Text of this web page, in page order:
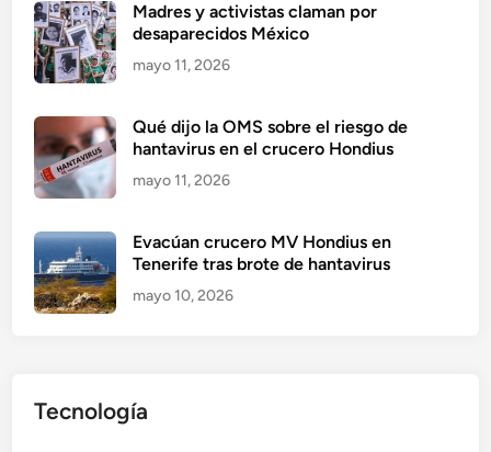
Madres y activistas claman por
desaparecidos México
mayo 11, 2026
Qué dijo la OMS sobre el riesgo de
hantavirus en el crucero Hondius
mayo 11, 2026
Evacúan crucero MV Hondius en
Tenerife tras brote de hantavirus
mayo 10, 2026
Tecnología